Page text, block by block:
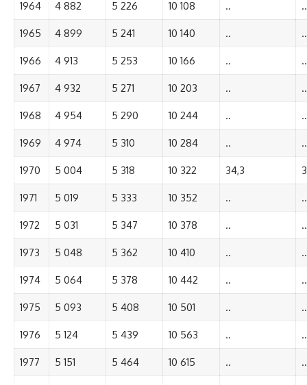
1964 4 882 5 226 10 108 .. ..
1965 4 899 5 241 10 140 .. ..
1966 4 913 5 253 10 166 .. ..
1967 4 932 5 271 10 203 .. ..
1968 4 954 5 290 10 244 .. ..
1969 4 974 5 310 10 284 .. ..
1970 5 004 5 318 10 322 34,3
1971 5 019 5 333 10 352 .. ..
1972 5 031 5 347 10 378 .. ..
1973 5 048 5 362 10 410 .. ..
1974 5 064 5 378 10 442 .. ..
1975 5 093 5 408 10 501 .. ..
1976 5 124 5 439 10 563 .. ..
1977 5 151 5 464 10 615 .. ..